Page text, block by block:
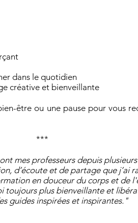
dans le quotidien
créative et bienveillante
être ou une pause pour vous
​***
mes professeurs depuis
d’écoute et de partage que j’ai
en douceur du corps et de
toujours plus bienveillante et
guides inspirées et inspirantes.​"